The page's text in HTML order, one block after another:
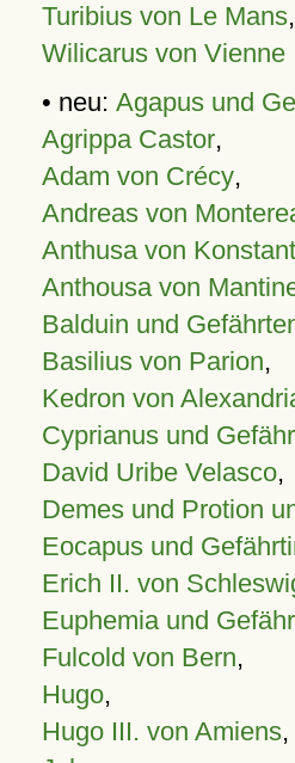
Turibius von Le Mans,
Wilicarus von Vienne
• neu: Agapus und
Agrippa Castor,
Adam von Crécy,
Andreas von
Anthusa von
Anthousa von
Balduin und
Basilius von Parion,
Kedron von
Cyprianus und
David Uribe Velasco,
Demes und Protion
Eocapus und
Erich II. von
Euphemia und
Fulcold von Bern,
Hugo,
Hugo III. von Amiens,